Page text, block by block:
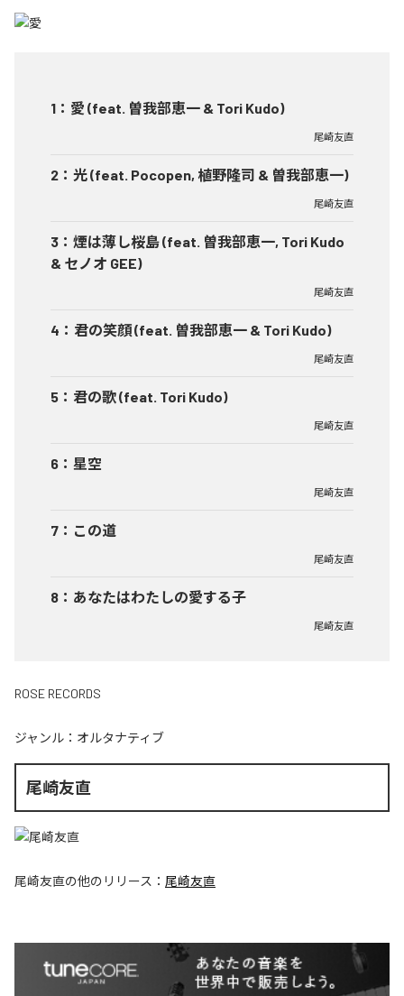
1 ： 愛 (feat. 曽我部恵一 & Tori Kudo)
尾崎友直
2 ： 光 (feat. Pocopen, 植野隆司 & 曽我部恵一)
尾崎友直
3 ： 煙は薄し桜島 (feat. 曽我部恵一, Tori Kudo
& セノオ GEE)
尾崎友直
4 ： 君の笑顔 (feat. 曽我部恵一 & Tori Kudo)
尾崎友直
5 ： 君の歌 (feat. Tori Kudo)
尾崎友直
6 ： 星空
尾崎友直
7 ： この道
尾崎友直
8 ： あなたはわたしの愛する子
尾崎友直
ROSE RECORDS
ジャンル： オルタナティブ
尾崎友直
尾崎友直の他のリリース： 尾崎友直